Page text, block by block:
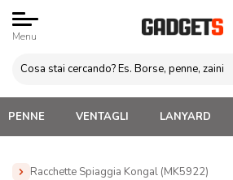
Menu
PENNE VENTAGLI LANYARD
Racchette Spiaggia Kongal (MK5922)